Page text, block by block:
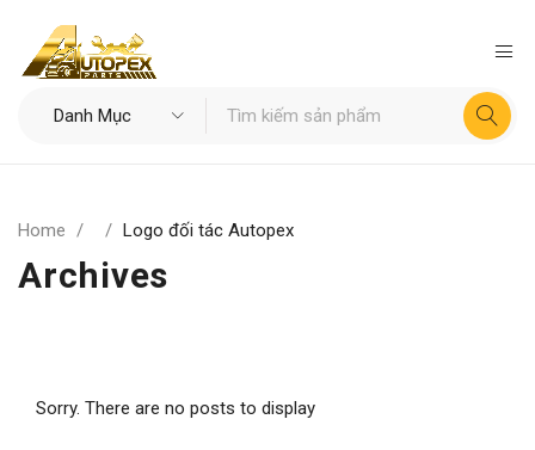
Archives
Home / / Logo đối tác Autopex
Sorry. There are no posts to display